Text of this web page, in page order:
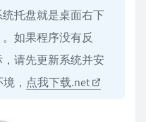
托盘就是桌面右下
如果程序没有反
请先更新系统并安
， 点我下载.net